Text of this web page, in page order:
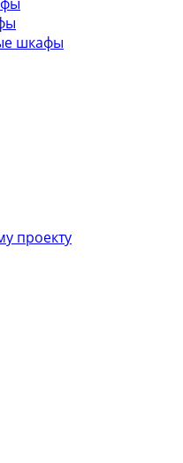
шкафы
проекту